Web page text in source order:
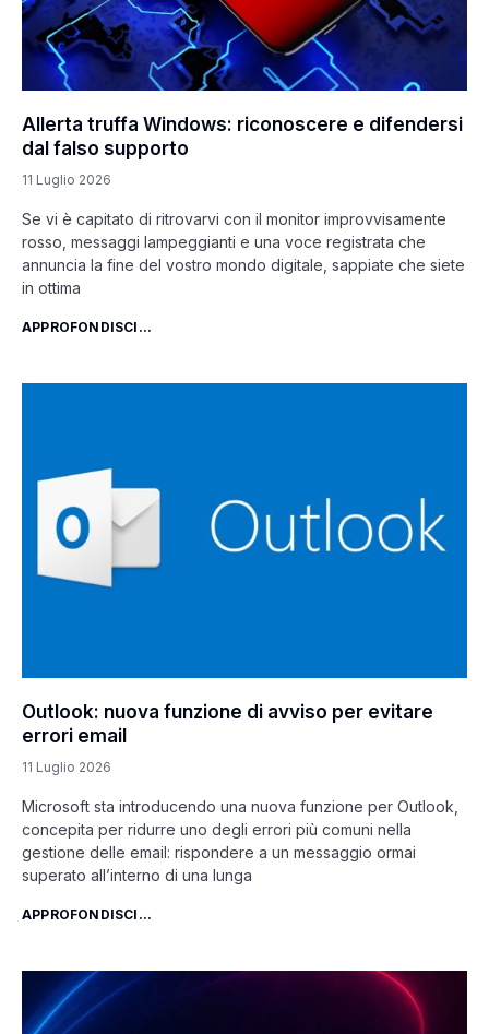
Allerta truffa Windows: riconoscere e difendersi
dal falso supporto
11 Luglio 2026
Se vi è capitato di ritrovarvi con il monitor improvvisamente
rosso, messaggi lampeggianti e una voce registrata che
annuncia la fine del vostro mondo digitale, sappiate che siete
in ottima
APPROFONDISCI...
Outlook: nuova funzione di avviso per evitare
errori email
11 Luglio 2026
Microsoft sta introducendo una nuova funzione per Outlook,
concepita per ridurre uno degli errori più comuni nella
gestione delle email: rispondere a un messaggio ormai
superato all’interno di una lunga
APPROFONDISCI...